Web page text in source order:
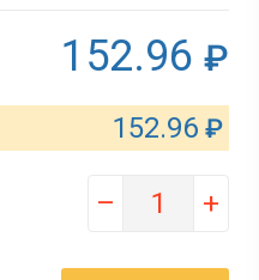
152.96 ₽
152.96 ₽
– +